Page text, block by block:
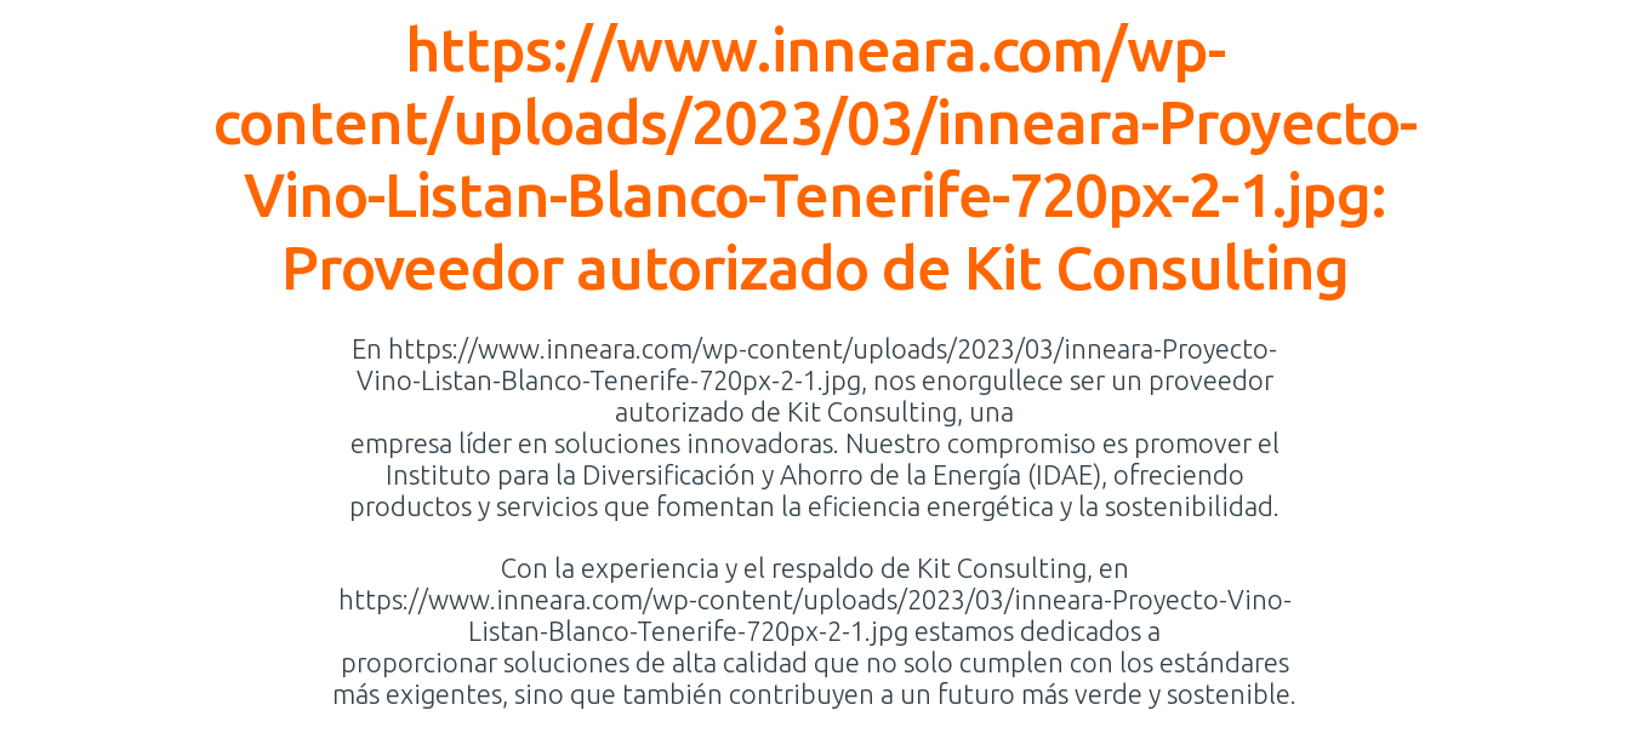
https://www.inneara.com/wp-
content/uploads/2023/03/inneara-Proyecto-
Vino-Listan-Blanco-Tenerife-720px-2-1.jpg:
Proveedor autorizado de Kit Consulting
En https://www.inneara.com/wp-content/uploads/2023/03/inneara-Proyecto-
Vino-Listan-Blanco-Tenerife-720px-2-1.jpg, nos enorgullece ser un proveedor
autorizado de Kit Consulting, una
empresa líder en soluciones innovadoras. Nuestro compromiso es promover el
Instituto para la Diversificación y Ahorro de la Energía (IDAE), ofreciendo
productos y servicios que fomentan la eficiencia energética y la sostenibilidad.
Con la experiencia y el respaldo de Kit Consulting, en
https://www.inneara.com/wp-content/uploads/2023/03/inneara-Proyecto-Vino-
Listan-Blanco-Tenerife-720px-2-1.jpg estamos dedicados a
proporcionar soluciones de alta calidad que no solo cumplen con los estándares
más exigentes, sino que también contribuyen a un futuro más verde y sostenible.